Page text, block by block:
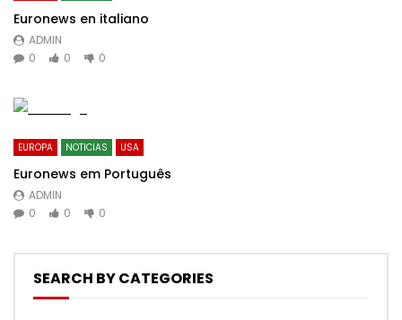
Euronews en italiano
ADMIN
0
0 0
EUROPA NOTICIAS USA
Euronews em Português
ADMIN
0
0 0
SEARCH BY CATEGORIES